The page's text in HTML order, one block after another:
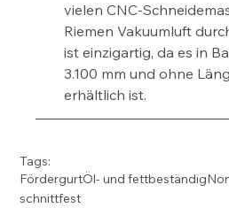
vielen CNC-
Riemen Vakuumluft
ist einzigartig, da es in
3.100 mm und ohne
erhältlich ist.
Tags:
FördergurtÖl- und fettbeständig
schnittfest